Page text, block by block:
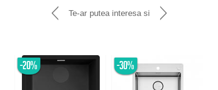
Te-ar putea interesa si
-20% -30%